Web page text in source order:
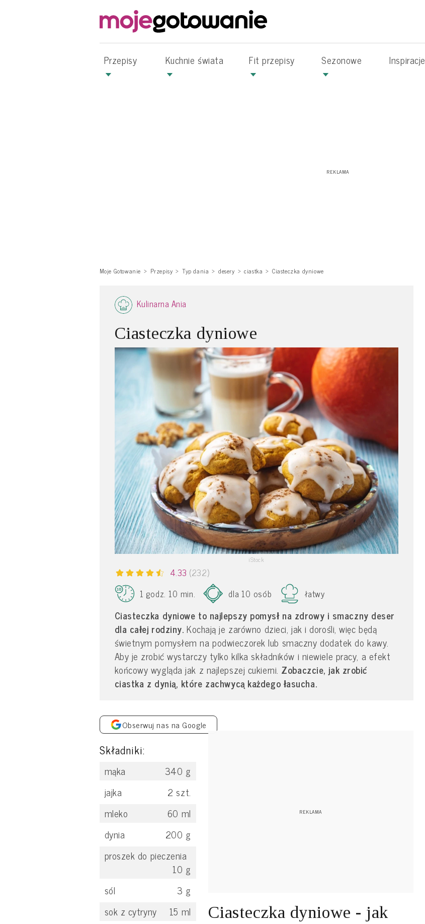
Przepisy Kuchnie świata Fit przepisy Sezonowe Inspiracje
Moje Gotowanie Przepisy Typ dania desery ciastka Ciasteczka dyniowe
Kulinarna Ania
Ciasteczka dyniowe
iStock
4.33 (232)
1 godz. 10 min.
dla 10 osób łatwy
Ciasteczka dyniowe to najlepszy pomysł na zdrowy i smaczny deser
dla całej rodziny.Kochają je zarówno dzieci, jak i dorośli, więc będą
świetnym pomysłem na podwieczorek lub smaczny dodatek do kawy.
Aby je zrobić wystarczy tylko kilka składników i niewiele pracy, a efekt
końcowy wygląda jak z najlepszej cukierni. Zobaczcie, jak zrobić
ciastka z dynią, które zachwycą każdego łasucha.
Obserwuj nas na Google
Składniki:
mąka 340 g
jajka
2 szt.
mleko
60 ml
dynia
200 g
proszek do pieczenia
10 g
sól
3 g
sok z cytryny
15 ml
Ciasteczka dyniowe - jak